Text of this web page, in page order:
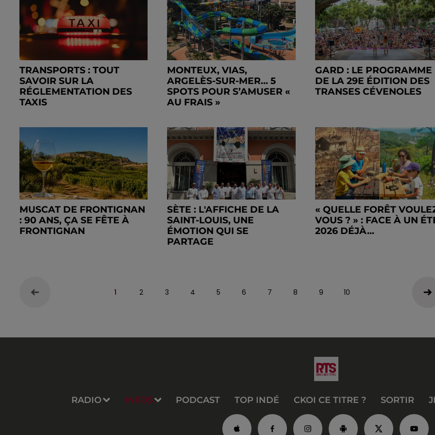
TRANSPORTS : TOUT
SAVOIR SUR LA
RÉGLEMENTATION DES
TAXIS
MONTEUX, VIAS,
ARGELÈS-SUR-MER… 5
SPOTS POUR S’AMUSER «
AU FRAIS »
GARD : LE PROGRAMME
DE LA 29E ÉDITION DES
TRANSES CÉVENOLES
MUSCAT DE FRONTIGNAN
: 90 ANS, ÇA SE FÊTE À
FRONTIGNAN
SÈTE : L'AFFICHE DE LA
SAINT-LOUIS, UNE
ÉMOTION QUI SE
PARTAGE
« QUELLE FORÊT
VOUS ? » : FACE À UN
2026 DÉJÀ...
1 2 3 4 5 6 7 8 9 10
RADIO INFOS PODCAST TOP INDÉ CKOI CE TITRE ? SORTIR